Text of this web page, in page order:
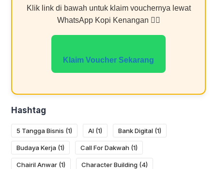
Klik link di bawah untuk klaim vouchernya lewat
WhatsApp Kopi Kenangan 👇🏻
Klaim Voucher Sekarang
Hashtag
5 Tangga Bisnis (1) AI (1) Bank Digital (1)
Budaya Kerja (1) Call For Dakwah (1)
Chairil Anwar (1) Character Building (4)